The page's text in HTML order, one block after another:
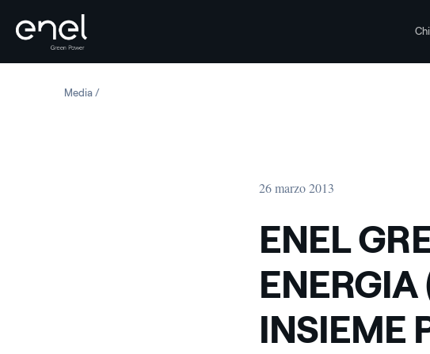
MediaENEL GREEN POWER E SECI ENERGIA (MACCAFERRI) INSIEME PER LO
26 marzo 2013
ENEL
INSIEME